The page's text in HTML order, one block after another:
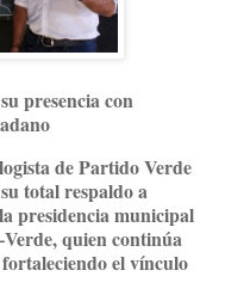
presencia con
de Partido Verde
total respaldo a
presidencia municipal
quien continúa
el vínculo